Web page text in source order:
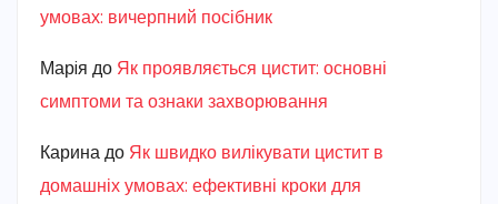
умовах: вичерпний посібник
Марiя до Як проявляється цистит: основні
симптоми та ознаки захворювання
Карина до Як швидко вилікувати цистит в
домашніх умовах: ефективні кроки для